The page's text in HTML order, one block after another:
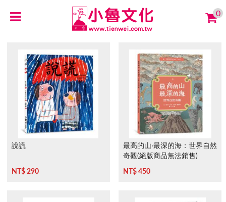
0
說謊
NT$ 290
最高的山‧最深的海：世界自然
奇觀(絕版商品無法銷售)
NT$ 450